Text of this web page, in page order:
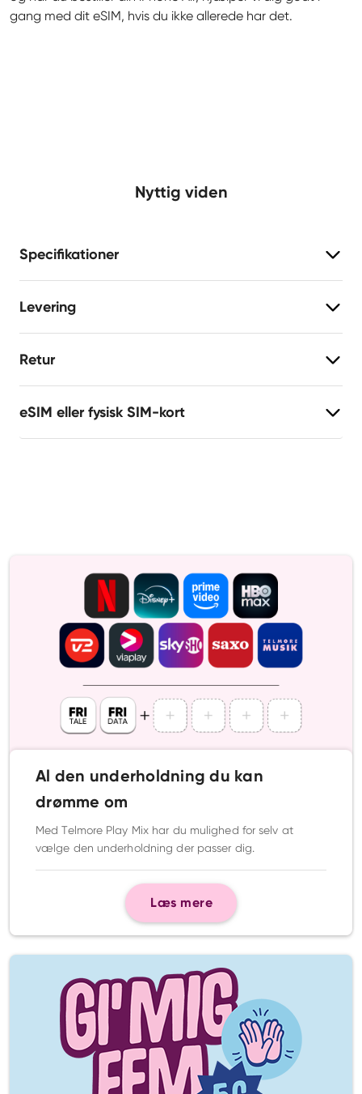
gang med dit eSIM, hvis du ikke allerede har det.
Nyttig viden
Specifikationer
Levering
Retur
eSIM eller fysisk SIM-kort
Al den underholdning du kan
drømme om
Med Telmore Play Mix har du mulighed for selv at
vælge den underholdning der passer dig.
Læs mere